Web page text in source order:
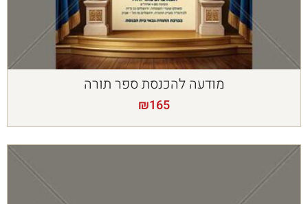
מודעה להכנסת ספר תורה
₪165